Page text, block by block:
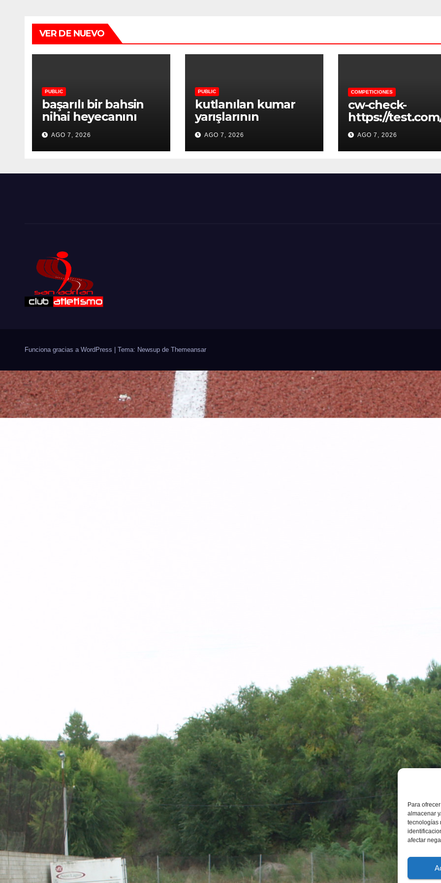
Para
almacenar
tecnologías
afectar
VER DE NUEVO
PUBLIC
başarılı bir bahsin
nihai heyecanını
yaşayın
AGO 7, 2026
PUBLIC
kutlanılan kumar
yarışlarının
heyecanını yaşayın
AGO 7, 2026
COMPETICIONES
cw-check-
https://
AGO 7, 2026
Hilfeseiten, Sprachoptionen und
Plattforminformationen betrachten.
Funciona gracias a WordPress Tema: Newsup de Themeansar